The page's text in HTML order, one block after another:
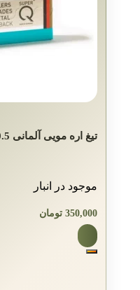
تیغ اره مویی آلمانی 0.5
موجود در انبار
350,000 تومان